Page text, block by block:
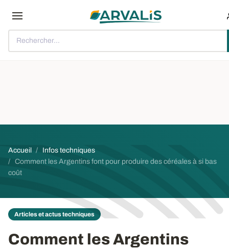
Rechercher...
Fil d'Ariane
Accueil
Infos techniques
Comment les Argentins font pour produire des céréales à si bas
coût
Articles et actus techniques
Comment les Argentins